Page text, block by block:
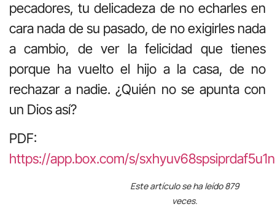
pecadores, tu delicadeza de no echarles en
cara nada de su pasado, de no exigirles nada
a cambio, de ver la felicidad que tienes
porque ha vuelto el hijo a la casa, de no
rechazar a nadie. ¿Quién no se apunta con
un Dios así?
PDF:
https://app.box.com/s/
Este artículo se ha leído 879
veces.